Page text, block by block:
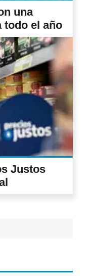
una
todo el año
Justos